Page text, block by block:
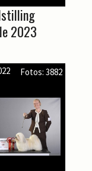
2023
Fotos: 3882